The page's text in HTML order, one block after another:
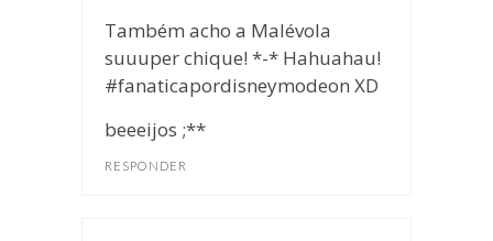
Também acho a Malévola
suuuper chique! *-* Hahuahau!
#fanaticapordisneymodeon XD
beeeijos ;**
RESPONDER